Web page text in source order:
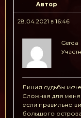
Автор
28.04.2021 в 16:46
Gerda
Линия судьбы
Сложная для меня
если правильно
большого